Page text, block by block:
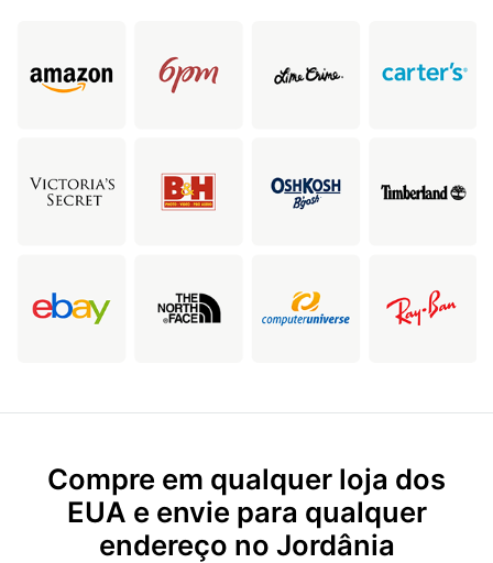
Compre em qualquer loja dos
EUA e envie para qualquer
endereço no Jordânia